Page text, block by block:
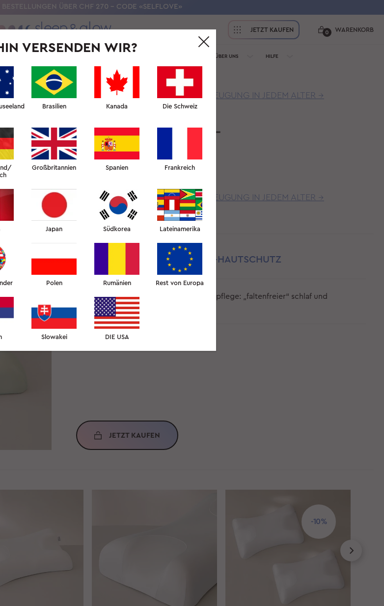
BESTELLUNGEN ÜBER CHF 270 – CODE «SELFLOVE»
JETZT KAUFEN WARENKORB
0
ÜBER UNS HILFE
FALTENVORBEUGUNG IN JEDEM ALTER →
SIE IHR ANTI-AKNE-
FALTENVORBEUGUNG IN JEDEM ALTER →
DER OMNIA COPPER-HAUTSCHUTZ
Ein durchbruch in der holistischen hautpflege: „faltenfreier“ schlaf und
hautschutz
JETZT KAUFEN
-10%
VERSENDEN WIR?
Brasilien Kanada Die Schweiz
Großbritannien Spanien Frankreich
Japan Südkorea Lateinamerika
Polen Rumänien Rest von Europa
Slowakei DIE USA